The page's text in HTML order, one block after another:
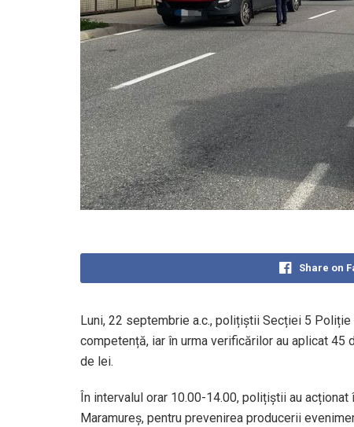
Share on
Luni, 22 septembrie a.c., polițiștii Secției 5
competență, iar în urma verificărilor au aplicat
de lei.
În intervalul orar 10.00-14.00, polițiștii au
Maramureș, pentru prevenirea producerii